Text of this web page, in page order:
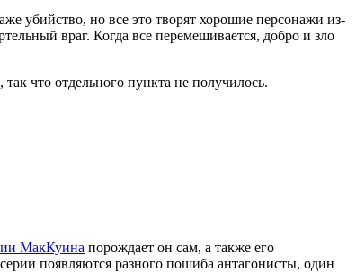
убийство, но все это творят хорошие персонажи из-
враг. Когда все перемешивается, добро и зло
что отдельного пункта не получилось.
МакКуина порождает он сам, а также его
появляются разного пошиба антагонисты, один